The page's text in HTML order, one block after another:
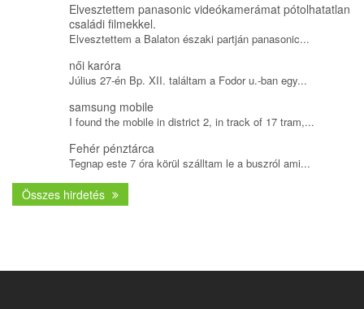
Elvesztettem panasonic videókamerámat pótolhatatlan
családi filmekkel.
Elvesztettem a Balaton északi partján panasonic...
női karóra
Július 27-én Bp. XII. találtam a Fodor u.-ban egy...
samsung mobile
I found the mobile in district 2, in track of 17 tram,...
Fehér pénztárca
Tegnap este 7 óra körül szálltam le a buszról ami...
Összes hirdetés